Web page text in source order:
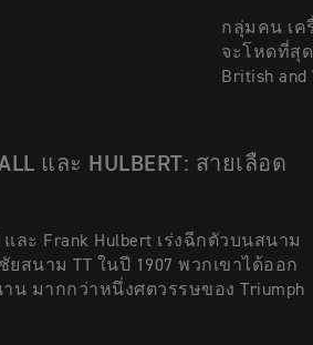
กลุ่มคน เค
จะโหดที่สุ
British and
และ HULBERT: สายเลือด
และ Frank Hulbert เร่งฉีกตัวบนสนาม
สนาม TT ในปี 1907 พวกเขาได้ออก
น มากกว่าหนึ่งศตวรรษของ Triumph